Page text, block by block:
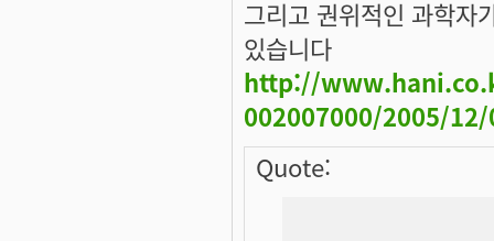
그리고 권위적인 과학자
있습니다
http://
002007000/2005/
Quote: